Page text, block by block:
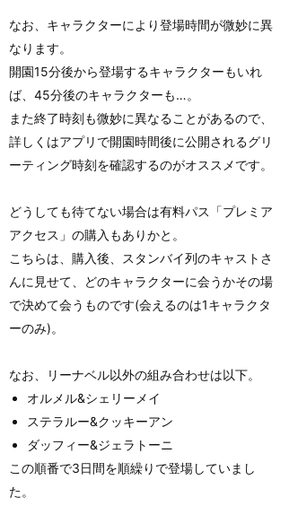
なお、キャラクターにより登場時間が微妙に異
なります。
開園15分後から登場するキャラクターもいれ
ば、45分後のキャラクターも…。
また終了時刻も微妙に異なることがあるので、
詳しくはアプリで開園時間後に公開されるグリ
ーティング時刻を確認するのがオススメです。
どうしても待てない場合は有料パス「プレミア
アクセス」の購入もありかと。
こちらは、購入後、スタンバイ列のキャストさ
んに見せて、どのキャラクターに会うかその場
で決めて会うものです(会えるのは1キャラクタ
ーのみ)。
なお、リーナベル以外の組み合わせは以下。
オルメル&シェリーメイ
ステラルー&クッキーアン
ダッフィー&ジェラトーニ
この順番で3日間を順繰りで登場していまし
た。